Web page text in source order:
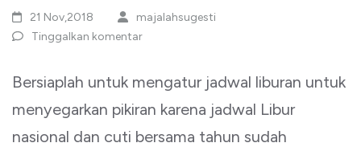
21 Nov,2018
majalahsugesti
Tinggalkan komentar
Bersiaplah untuk mengatur jadwal liburan untuk
menyegarkan pikiran karena jadwal Libur
nasional dan cuti bersama tahun sudah